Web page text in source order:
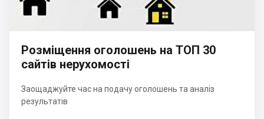
Розміщення оголошень на ТОП 30
сайтів нерухомості
Заощаджуйте час на подачу оголошень та аналіз
результатів